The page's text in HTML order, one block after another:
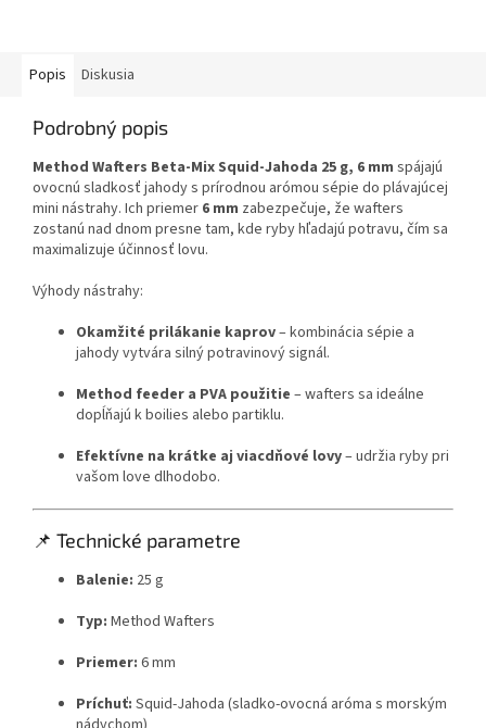
Popis Diskusia
Podrobný popis
Method Wafters Beta-Mix Squid-Jahoda 25 g, 6 mm spájajú
ovocnú sladkosť jahody s prírodnou arómou sépie do plávajúcej
mini nástrahy. Ich priemer 6 mm zabezpečuje, že wafters
zostanú nad dnom presne tam, kde ryby hľadajú potravu, čím sa
maximalizuje účinnosť lovu.
Výhody nástrahy:
Okamžité prilákanie kaprov– kombinácia sépie a
jahody vytvára silný potravinový signál.
Method feeder a PVA použitie – wafters sa ideálne
dopĺňajú k boilies alebo partiklu.
Efektívne na krátke aj viacdňové lovy– udržia ryby pri
vašom love dlhodobo.
📌 Technické parametre
Balenie: 25 g
Typ: Method Wafters
Priemer: 6 mm
Príchuť: Squid-Jahoda (sladko-ovocná aróma s morským